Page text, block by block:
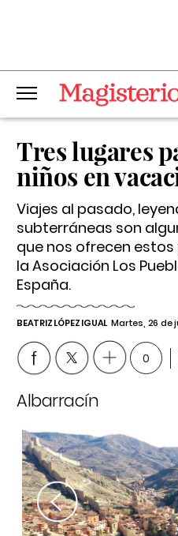
Tres lugares
niños en
Viajes al pasado,
subterráneas son
que nos ofrecen
la Asociación Los
España.
BEATRIZ LÓPEZ IGUAL Martes, 26 de
0
Previous
Albarracín